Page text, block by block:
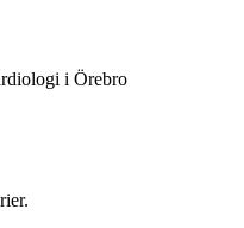
i Örebro